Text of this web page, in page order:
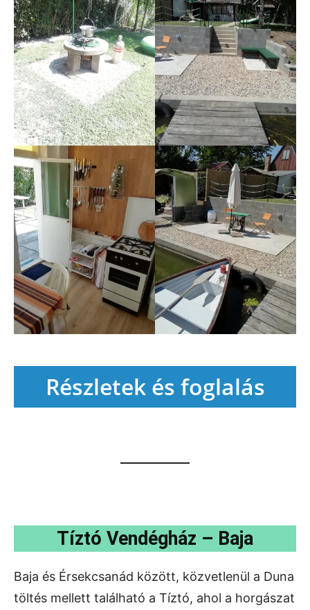
Részletek és foglalás
Tíztó Vendégház – Baja
Baja és Érsekcsanád között, közvetlenül a Duna
töltés mellett található a Tíztó, ahol a horgászat